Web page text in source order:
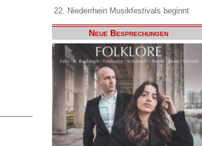
22. Niederrhein Musikfestivals beginnt
Neue Besprechungen